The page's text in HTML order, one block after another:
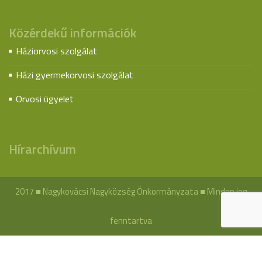
Közérdekű információk
Háziorvosi szolgálat
Házi gyermekorvosi szolgálat
Orvosi ügyelet
Hírarchívum
2017 ■ Nagykovácsi Nagyközség Önkormányzata ■ Minden jog
fenntartva